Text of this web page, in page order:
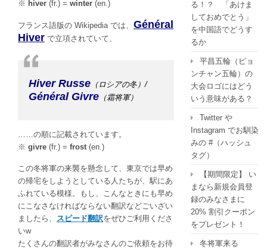
※ hiver (fr.) = winter (en.)
フランス語版の Wikipedia では、 Général
Hiver で立項されていて、
Hiver Russe （ロシアの冬）/
Général Givre （霜将軍）
……の順に記載されています。
※ givre (fr.) = frost(en.)
この冬将軍の来襲を懸念して、東京では早め
の帰宅をしようとしている人たちが、駅にあ
ふれている模様。もし、こんなときにも早め
にこなさなければならない翻訳などごいざい
ましたら、 スピード翻訳をぜひご利用くださ
いw
たくさんの翻訳者がみなさんのご依頼をお待
る！？ 「あけま
しておめでとう」
を中国語でどうす
るか
平昌五輪（ピョ
ンチャン五輪）の
大会ロゴにはどう
いう意味がある？
Twitter や
Instagram でお馴染
みの #（ハッシュ
タグ）
【期間限定】 い
まなら新規会員登
録のみなさまに
20% 割引クーポン
をプレゼント！
冬将軍来る